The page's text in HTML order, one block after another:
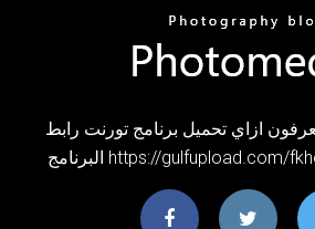
ازاي تحميل برنامج تورنت رابط